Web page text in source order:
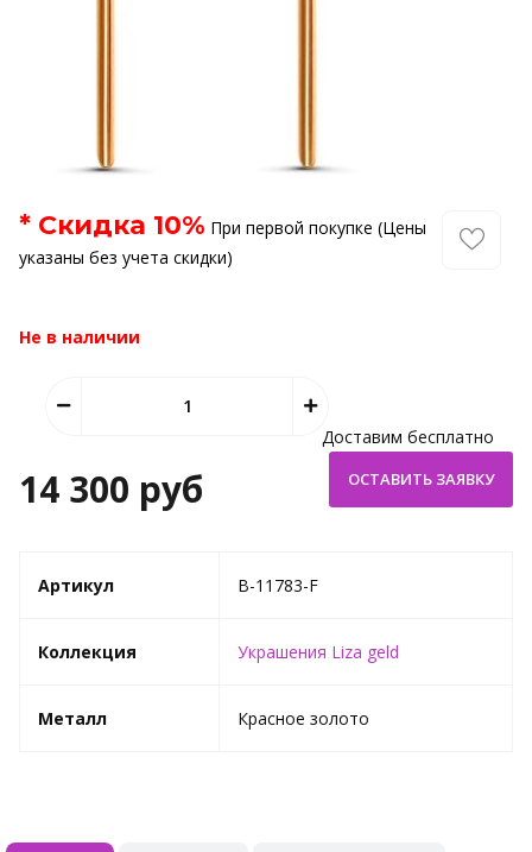
* Скидка 10% При первой покупке (Цены
указаны без учета скидки)
Не в наличии
14 300 руб
Доставим бесплатно
Артикул B-11783-F
Коллекция Украшения Liza geld
Металл Красное золото